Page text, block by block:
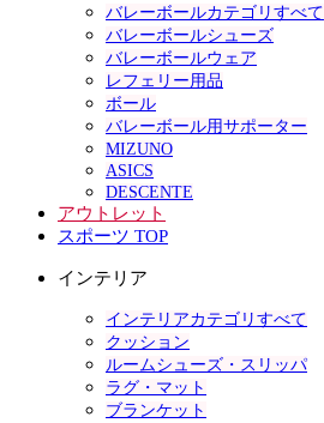
バレーボールカテゴリすべて
バレーボールシューズ
バレーボールウェア
レフェリー用品
ボール
バレーボール用サポーター
MIZUNO
ASICS
DESCENTE
アウトレット
スポーツ TOP
インテリア
インテリアカテゴリすべて
クッション
ルームシューズ・スリッパ
ラグ・マット
ブランケット